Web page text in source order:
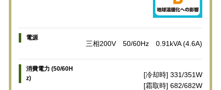
電源
三相200V 50/60Hz 0.91kVA (4.6A)
消費電力 (50/60H
z)
[冷却時] 331/351W
[霜取時] 682/682W